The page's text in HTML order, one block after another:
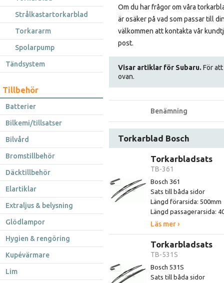
Strålkastartorkarblad
Torkararm
Spolarpump
Tändsystem
Tillbehör
Batterier
Bilkemi/tillsatser
Bilvård
Bromstillbehör
Däcktillbehör
Elartiklar
Extraljus & belysning
Glödlampor
Hygien & rengöring
Kupévärmare
Lim
Om du har frågor om våra
är osäker på vad som passar till
välkommen att kontakta vår
post.
Visar artiklar för Subaru. För
ovan.
Benämning
Torkarblad Bosch
Torkarbladsats
TB-361
Bosch 361
Sats till båda sidor
Längd förarsida: 500mm
Längd passagerarsida:
Läs mer ›
Torkarbladsats
TB-531S
Bosch 531S
Sats till båda sidor